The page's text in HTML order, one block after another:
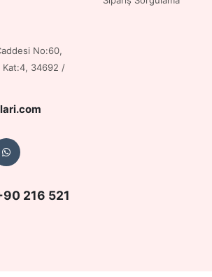
No:60,
Kat:4, 34692 /
216 521